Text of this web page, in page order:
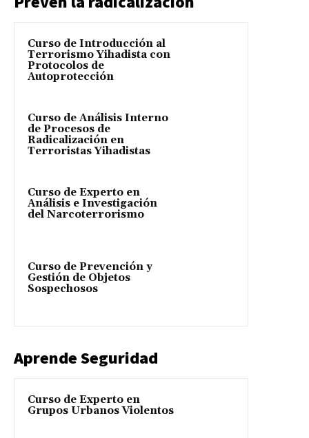
Curso de Introducción al
Terrorismo Yihadista con
Protocolos de
Autoprotección
Curso de Análisis Interno
de Procesos de
Radicalización en
Terroristas Yihadistas
Curso de Experto en
Análisis e Investigación
del Narcoterrorismo
Curso de Prevención y
Gestión de Objetos
Sospechosos
Aprende Seguridad
Curso de Experto en
Grupos Urbanos Violentos